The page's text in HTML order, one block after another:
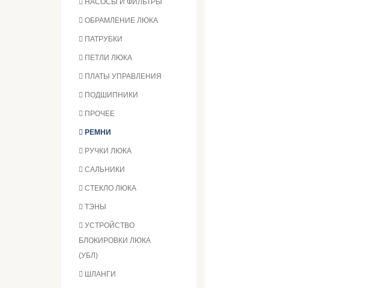
НАСОСЫ И ФИЛЬТРЫ
ОБРАМЛЕНИЕ ЛЮКА
ПАТРУБКИ
ПЕТЛИ ЛЮКА
ПЛАТЫ УПРАВЛЕНИЯ
ПОДШИПНИКИ
ПРОЧЕЕ
РЕМНИ
РУЧКИ ЛЮКА
САЛЬНИКИ
СТЕКЛО ЛЮКА
ТЭНЫ
УСТРОЙСТВО
БЛОКИРОВКИ ЛЮКА
(УБЛ)
ШЛАНГИ